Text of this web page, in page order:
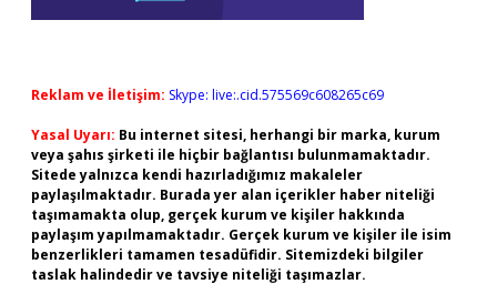
Reklam ve İletişim: Skype: live:.cid.575569c608265c69
Yasal Uyarı: Bu internet sitesi, herhangi bir marka, kurum
veya şahıs şirketi ile hiçbir bağlantısı bulunmamaktadır.
Sitede yalnızca kendi hazırladığımız makaleler
paylaşılmaktadır. Burada yer alan içerikler haber niteliği
taşımamakta olup, gerçek kurum ve kişiler hakkında
paylaşım yapılmamaktadır. Gerçek kurum ve kişiler ile isim
benzerlikleri tamamen tesadüfidir. Sitemizdeki bilgiler
taslak halindedir ve tavsiye niteliği taşımazlar.